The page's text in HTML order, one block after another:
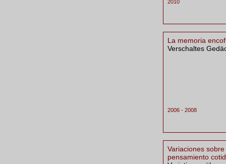
2010
2006 - 2008
La memoria
Verschaltes
Variaciones sobre
pensamiento